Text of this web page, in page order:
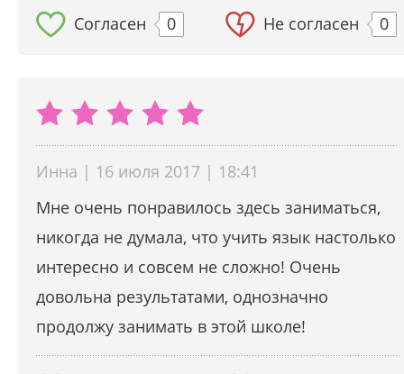
Согласен 0 Не согласен 0
Инна | 16 июля 2017 | 18:41
Мне очень понравилось здесь заниматься,
никогда не думала, что учить язык настолько
интересно и совсем не сложно! Очень
довольна результатами, однозначно
продолжу занимать в этой школе!